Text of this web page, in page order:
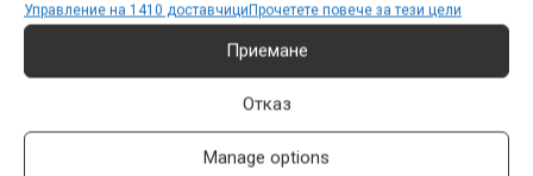
Управление на 1410 доставчициПрочетете повече за тези цели
Приемане
Отказ
Manage options
СЕКЦИИ
Събития